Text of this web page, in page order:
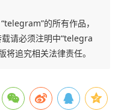
的所有作品，
请必须注明中“telegra
追究相关法律责任。